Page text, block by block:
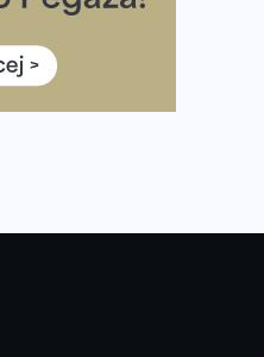
Nocny Portowy Maraton
co warto wiedzieć
jak zweryfikować swój